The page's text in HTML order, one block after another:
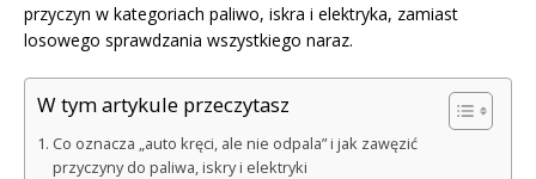
przyczyn w kategoriach paliwo, iskra i elektryka, zamiast
losowego sprawdzania wszystkiego naraz.
W tym artykule przeczytasz
Co oznacza „auto kręci, ale nie odpala” i jak zawęzić
przyczyny do paliwa, iskry i elektryki